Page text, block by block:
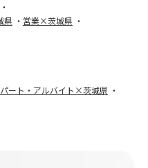
県
営業×茨城県
パート・アルバイト×茨城県